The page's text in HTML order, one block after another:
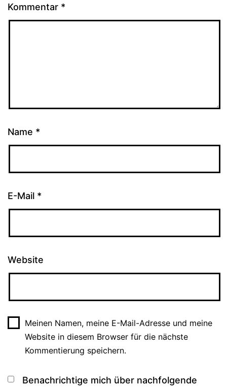
Kommentar *
Name *
E-Mail *
Website
Meinen Namen, meine E-Mail-Adresse und meine
Website in diesem Browser für die nächste
Kommentierung speichern.
Benachrichtige mich über nachfolgende